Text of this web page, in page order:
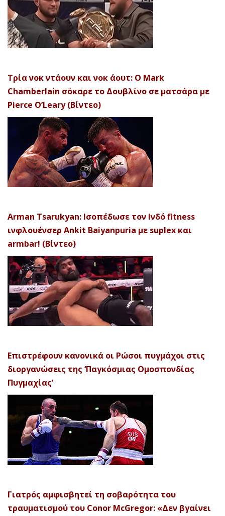
Τρία νοκ ντάουν και νοκ άουτ: Ο Mark
Chamberlain σόκαρε το Δουβλίνο σε ματσάρα με
Pierce O’Leary (Βίντεο)
Arman Tsarukyan: Ισοπέδωσε τον Ινδό fitness
ινφλουένσερ Ankit Baiyanpuria με suplex και
armbar! (Βίντεο)
Επιστρέφουν κανονικά οι Ρώσοι πυγμάχοι στις
διοργανώσεις της ‘Παγκόσμιας Ομοσπονδίας
Πυγμαχίας’
Γιατρός αμφισβητεί τη σοβαρότητα του
τραυματισμού του Conor McGregor: «Δεν βγαίνει